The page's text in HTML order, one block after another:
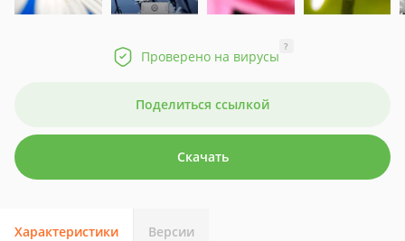
Проверено на вирусы
?
Поделиться ссылкой
Скачать
Характеристики Версии